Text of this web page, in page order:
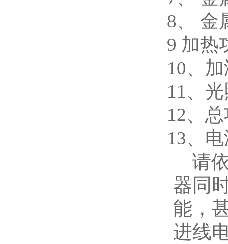
8、 金
9 加热
10、
11、
12、
13、
请
器同
能，
进线